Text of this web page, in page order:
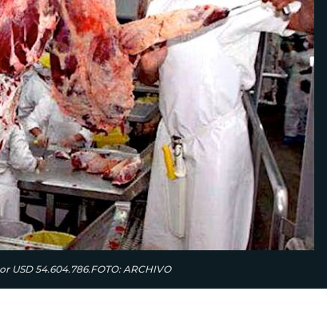
USD 54.604.786.FOTO: ARCHIVO